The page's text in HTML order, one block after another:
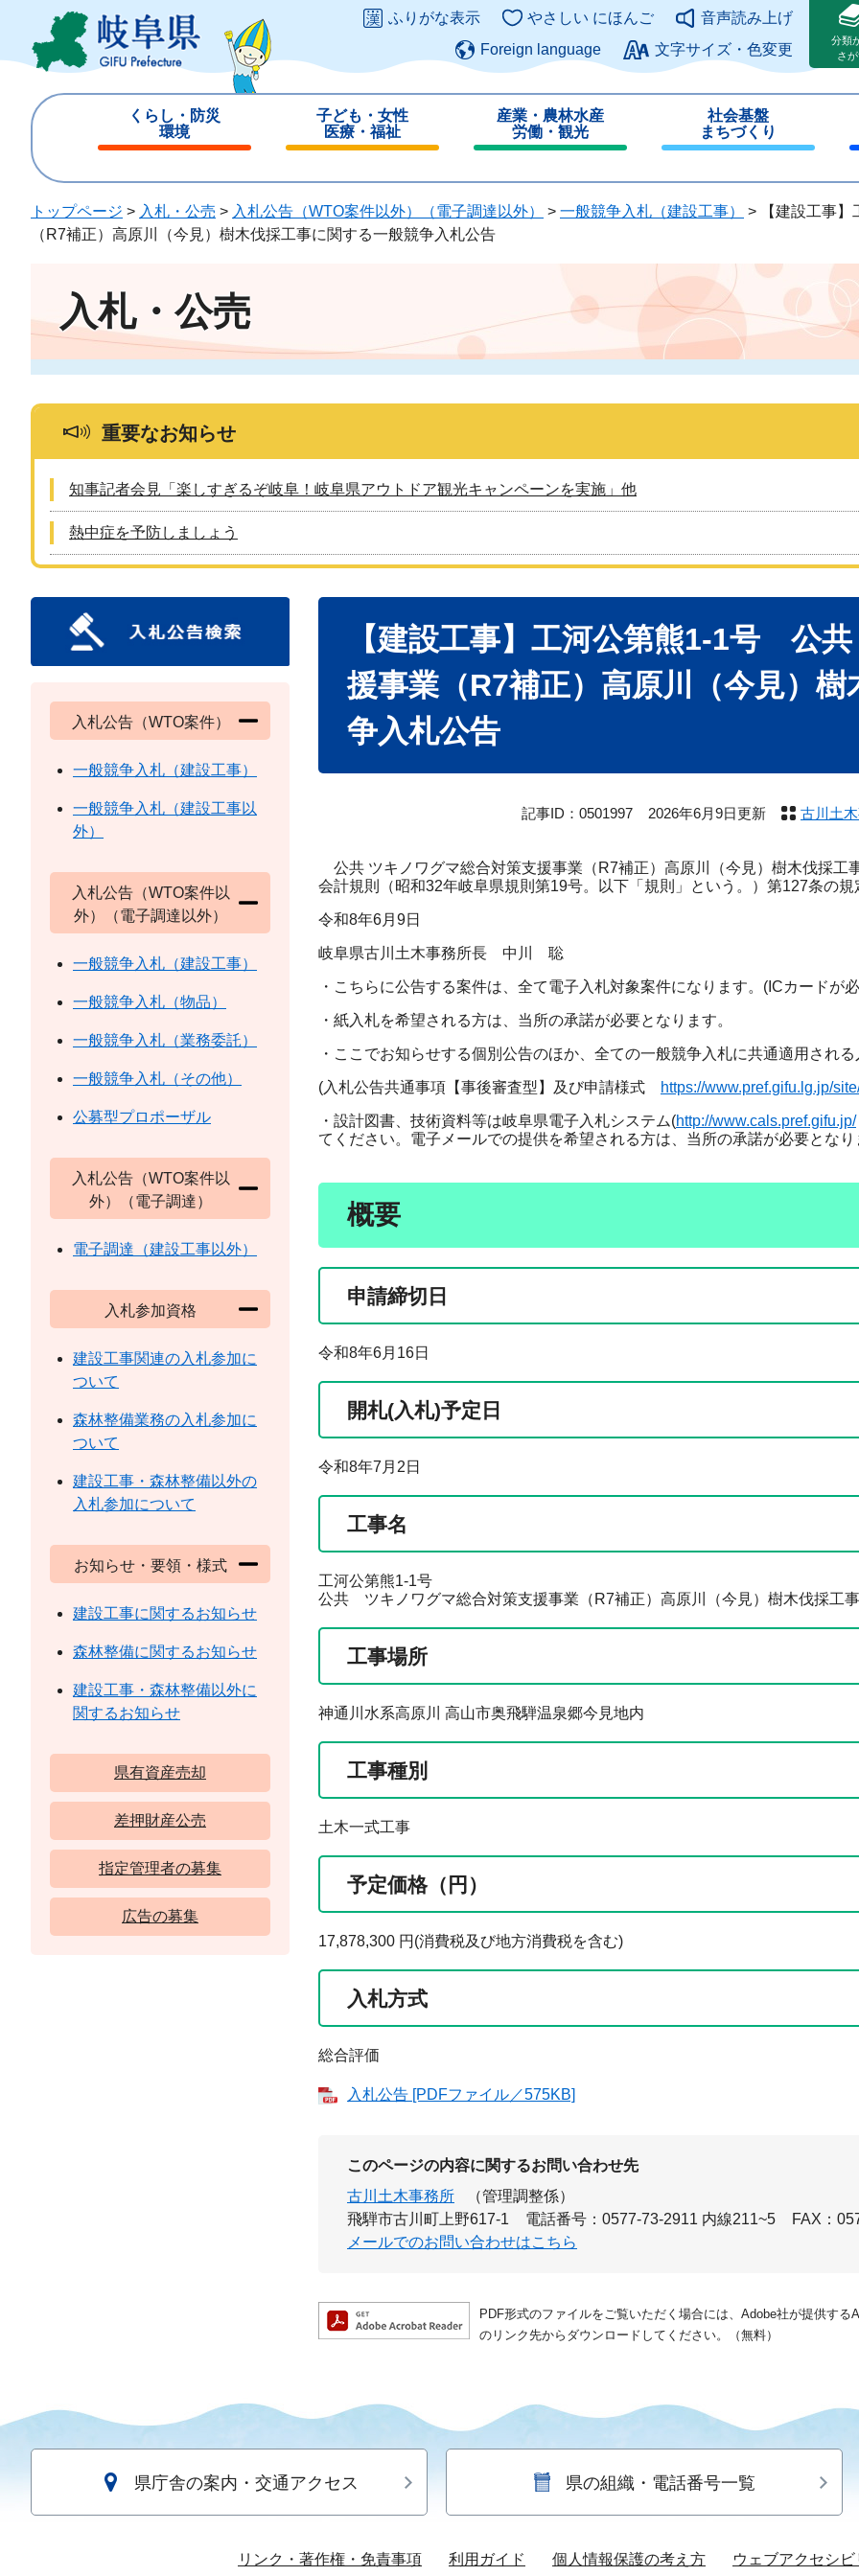
ジ
ュ
このページの本文へ
ふりがな表示 やさしい にほんご
音声読み上げ
Foreign language
文字サイズ・色変更
分類
さ
くらし・防災
環境
じ
子ども・女性
医療・福祉
じ
る
産業・農林水産
労働・観光
じ
る
社会基盤
まちづくり
じ
る
トップページ > 入札・公売 > 入札公告（WTO案件以外）（電子調達以外） > 一般競争入札（建設工事） >
【建設工事
（R7補正）高原川（今見）樹木伐採工事に関する一般競争入札公告
入札・公売
重要なお知らせ
知事記者会見「楽しすぎるぞ岐阜！岐阜県アウトドア観光キャンペーンを実施」他
熱中症を予防しましょう
【建設工事】工河公第熊1-1号 公
援事業（R7補正）高原川（今見）
争入札公告
記事ID：0501997 2026年6月9日更新 古川土
公共 ツキノワグマ総合対策支援事業（R7補正）高原川（今見）樹木伐採工
会計規則（昭和32年岐阜県規則第19号。以下「規則」という。）第127条の
令和8年6月9日
岐阜県古川土木事務所長 中川 聡
・こちらに公告する案件は、全て電子入札対象案件になります。(ICカードが
・紙入札を希望される方は、当所の承諾が必要となります。
・ここでお知らせする個別公告のほか、全ての一般競争入札に共通適用され
(入札公告共通事項【事後審査型】及び申請様式 https://www.pref.gifu.lg.jp/
・設計図書、技術資料等は岐阜県電子入札システム(http://www.cals.pref.gifu.jp/
てください。電子メールでの提供を希望される方は、当所の承諾が必要となり
概要
申請締切日
令和8年6月16日
開札(入札)予定日
令和8年7月2日
工事名
工河公第熊1-1号
公共 ツキノワグマ総合対策支援事業（R7補正）高原川（今見）樹木伐採工事
工事場所
神通川水系高原川 高山市奥飛騨温泉郷今見地内
工事種別
土木一式工事
予定価格（円）
17,878,300 円(消費税及び地方消費税を含む)
入札方式
総合評価
入札公告 [PDFファイル／575KB]
このページの内容に関するお問い合わせ先
古川土木事務所
（管理調整係）
飛騨市古川町上野617-1
電話番号：0577-73-2911 内線211~5
FAX：
メールでのお問い合わせはこちら
PDF形式のファイルをご覧いただく場合には、Adobe社が提供する
のリンク先からダウンロードしてください。（無料）
入札公告（WTO案件）
一般競争入札（建設工事）
一般競争入札（建設工事以
外）
入札公告（WTO案件以
外）（電子調達以外）
一般競争入札（建設工事）
一般競争入札（物品）
一般競争入札（業務委託）
一般競争入札（その他）
公募型プロポーザル
入札公告（WTO案件以
外）（電子調達）
電子調達（建設工事以外）
入札参加資格
建設工事関連の入札参加に
ついて
森林整備業務の入札参加に
ついて
建設工事・森林整備以外の
入札参加について
お知らせ・要領・様式
建設工事に関するお知らせ
森林整備に関するお知らせ
建設工事・森林整備以外に
関するお知らせ
県有資産売却
差押財産公売
指定管理者の募集
広告の募集
県庁舎の案内・交通アクセス 県の組織・電話番号一覧
リンク・著作権・免責事項 利用ガイド 個人情報保護の考え方 ウェブアクセシ